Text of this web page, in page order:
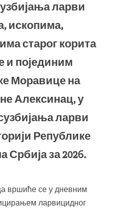
ларви
ископима,
старог корита
и појединим
Моравице на
Алексинац, у
ларви
Републике
Србија за 2026.
вршиће се у дневним
ларвицидног